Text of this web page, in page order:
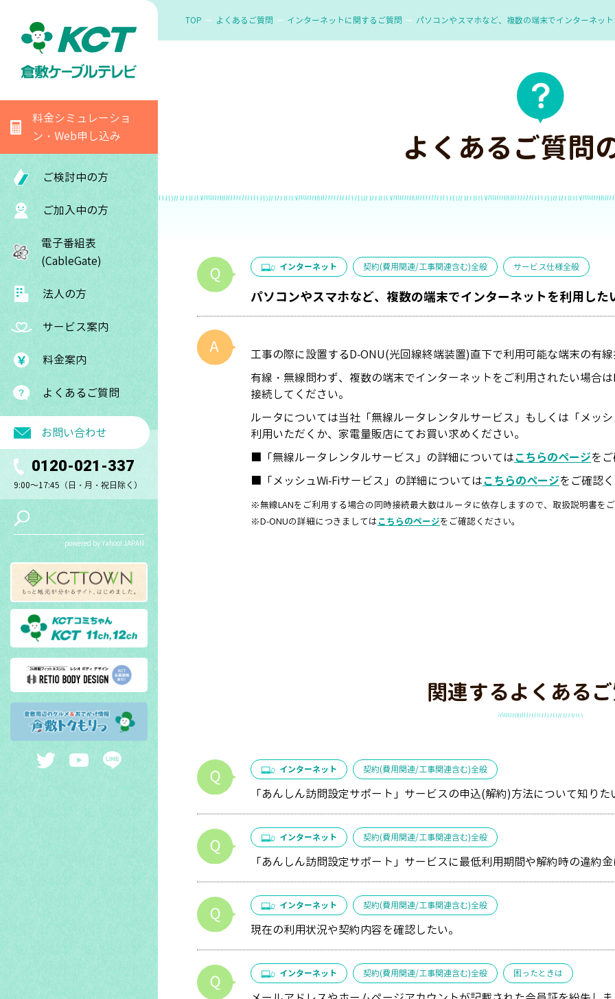
料金シミュレーショ
ン・Web申し込み
ご検討中の方
ご加入中の方
電子番組表
(CableGate)
法人の方
サービス案内
料金案内
よくあるご質問
お問い合わせ
0120-021-337
9:00～17:45（日・月・祝日除く）
powered by Yahoo! JAPAN
TOP よくあるご質問 インターネットに関するご質問 パソコンやスマホなど、複数の端末でインターネッ
よくあるご質問
インターネット 契約(費用関連/工事関連含む)全般 サービス仕様全般
パソコンやスマホなど、複数の端末でインターネットを利用した
工事の際に設置するD-ONU(光回線終端装置)直下で利用可能な端末の有
有線・無線問わず、複数の端末でインターネットをご利用されたい場合
接続してください。
ルータについては当社「無線ルータレンタルサービス」もしくは「メッ
利用いただくか、家電量販店にてお買い求めください。
■「無線ルータレンタルサービス」の詳細についてはこちらのページを
■「メッシュWi-Fiサービス」の詳細についてはこちらのページをご確認
※無線LANをご利用する場合の同時接続最大数はルータに依存しますので、取扱説明書を
※D-ONUの詳細につきましてはこちらのページをご確認ください。
関連するよくある
インターネット 契約(費用関連/工事関連含む)全般
「あんしん訪問設定サポート」サービスの申込(解約)方法について知りた
インターネット 契約(費用関連/工事関連含む)全般
「あんしん訪問設定サポート」サービスに最低利用期間や解約時の違約
インターネット 契約(費用関連/工事関連含む)全般
現在の利用状況や契約内容を確認したい。
インターネット 契約(費用関連/工事関連含む)全般 困ったときは